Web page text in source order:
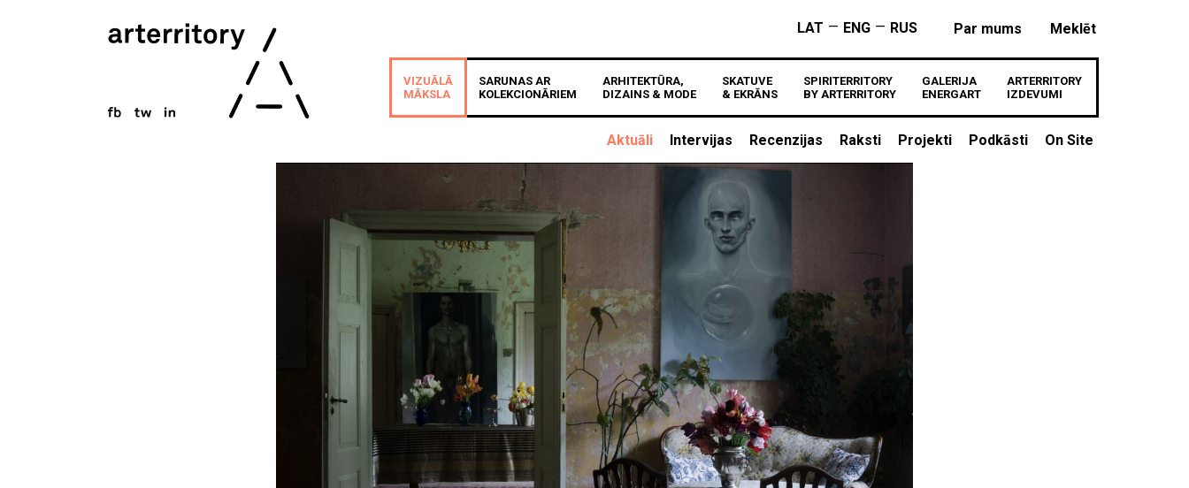
Par mums Meklēt
LAT — ENG — RUS
VIZUĀLĀ
MĀKSLA
SARUNAS AR
KOLEKCIONĀRIEM
ARHITEKTŪRA,
DIZAINS & MODE
SKATUVE
& EKRĀNS
SPIRITERRITORY
BY ARTERRITORY
GALERIJA
ENERGART
ARTERRITORY
IZDEVUMI
Aktuāli Intervijas Recenzijas Raksti Projekti Podkāsti On Site